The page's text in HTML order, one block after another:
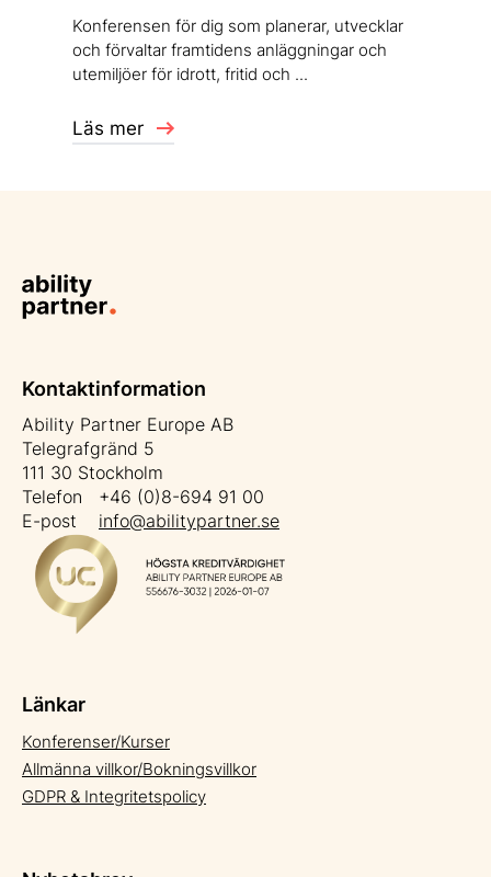
Konferensen för dig som planerar, utvecklar
och förvaltar framtidens anläggningar och
utemiljöer för idrott, fritid och ...
Läs mer
Kontaktinformation
Ability Partner Europe AB
Telegrafgränd 5
111 30 Stockholm
Telefon +46 (0)8-694 91 00
E-post info@abilitypartner.se
Länkar
Konferenser/Kurser
Allmänna villkor/Bokningsvillkor
GDPR & Integritetspolicy